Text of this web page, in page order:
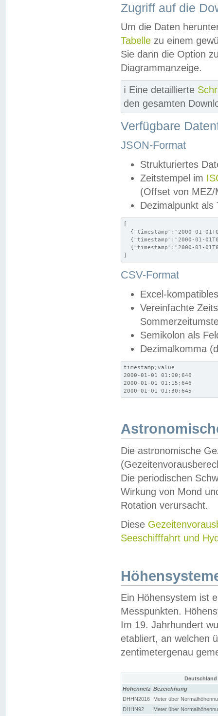
Zugriff auf die
Um die Daten
Tabelle zu einem
Sie dann die Option
Diagrammanzeige.
ℹ️ Eine detaillierte
den gesamten
Verfügbare
JSON-Format
Strukturiertes
Zeitstempel im
(Offset von MEZ/
Dezimalpunkt als
[
{"timestamp":"2000-01-
{"timestamp":"2000-01-
{"timestamp":"2000-01-
]
CSV-Format
Excel-
Vereinfachte
Semikolon als
Dezimalkomma
timestamp;value
2000-01-01 01:00;646
2000-01-01 01:15;646
2000-01-01 01:30;645
Die astronomische
Die periodischen
Wirkung von Mond
Rotation verursacht.
Diese
Seeschifffahrt und
Ein Höhensystem ist
Messpunkten.
Im 19. Jahrhundert
etabliert, an welchen
zentimetergenau
Höhennetz Bezeichnung
DHHN2016
Meter über
DHHN92
Meter über